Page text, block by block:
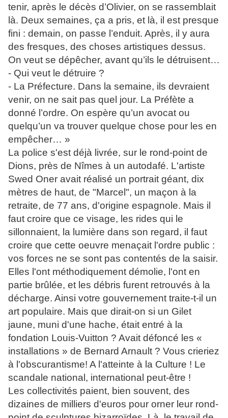
tenir, après le décès d’Olivier, on se rassemblait
là. Deux semaines, ça a pris, et là, il est presque
fini : demain, on passe l’enduit. Après, il y aura
des fresques, des choses artistiques dessus.
On veut se dépêcher, avant qu’ils le détruisent…
- Qui veut le détruire ?
- La Préfecture. Dans la semaine, ils devraient
venir, on ne sait pas quel jour. La Préfète a
donné l’ordre. On espère qu’un avocat ou
quelqu’un va trouver quelque chose pour les en
empêcher… »
La police s'est déjà livrée, sur le rond-point de
Dions, près de Nîmes à un autodafé. L'artiste
Swed Oner avait réalisé un portrait géant, dix
mètres de haut, de "Marcel", un maçon à la
retraite, de 77 ans, d'origine espagnole. Mais il
faut croire que ce visage, les rides qui le
sillonnaient, la lumière dans son regard, il faut
croire que cette oeuvre menaçait l'ordre public :
vos forces ne se sont pas contentés de la saisir.
Elles l'ont méthodiquement démolie, l'ont en
partie brûlée, et les débris furent retrouvés à la
décharge. Ainsi votre gouvernement traite-t-il un
art populaire. Mais que dirait-on si un Gilet
jaune, muni d'une hache, était entré à la
fondation Louis-Vuitton ? Avait défoncé les «
installations » de Bernard Arnault ? Vous crieriez
à l'obscurantisme! A l'atteinte à la Culture ! Le
scandale national, international peut-être !
Les collectivités paient, bien souvent, des
dizaines de milliers d'euros pour orner leur rond-